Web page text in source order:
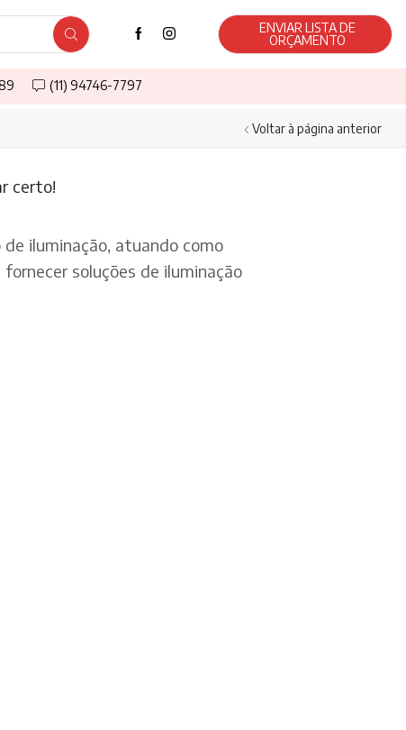
ENVIAR LISTA DE
ORÇAMENTO
(11) 94746-7797
Voltar à página anterior
certo!
iluminação, atuando como
soluções de iluminação